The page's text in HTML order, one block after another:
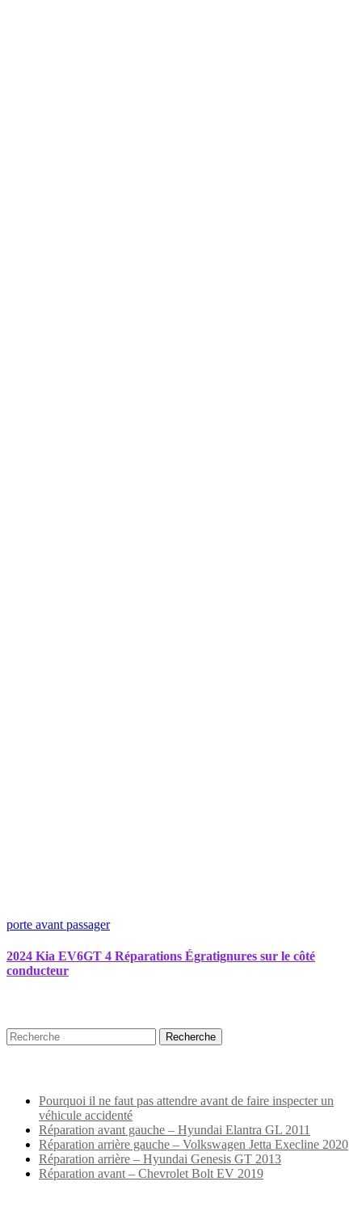
porte avant passager
2024 Kia EV6GT 4 Réparations Égratignures sur le côté
conducteur
Pourquoi il ne faut pas attendre avant de faire inspecter un
véhicule accidenté
Réparation avant gauche – Hyundai Elantra GL 2011
Réparation arrière gauche – Volkswagen Jetta Execline 2020
Réparation arrière – Hyundai Genesis GT 2013
Réparation avant – Chevrolet Bolt EV 2019